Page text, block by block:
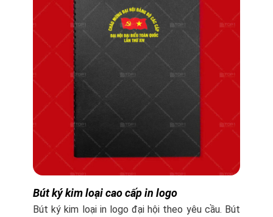
Bút ký kim loại cao cấp in logo
Bút ký kim loại in logo đại hội theo yêu cầu. Bút